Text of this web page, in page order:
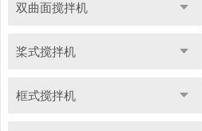
双曲面搅拌机
桨式搅拌机
框式搅拌机